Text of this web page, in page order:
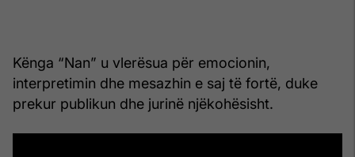
Kënga “Nan” u vlerësua për emocionin,
interpretimin dhe mesazhin e saj të fortë, duke
prekur publikun dhe jurinë njëkohësisht.